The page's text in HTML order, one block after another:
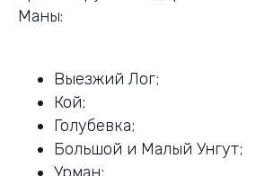
Маны:
Выезжий Лог;
Кой;
Голубевка;
Большой и Малый Унгут;